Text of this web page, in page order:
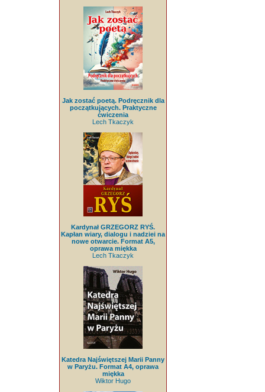
Jak zostać poetą. Podręcznik dla
początkujących. Praktyczne
ćwiczenia
Lech Tkaczyk
Kardynał GRZEGORZ RYŚ.
Kapłan wiary, dialogu i nadziei na
nowe otwarcie. Format A5,
oprawa miękka
Lech Tkaczyk
Katedra Najświętszej Marii Panny
w Paryżu. Format A4, oprawa
miękka
Wiktor Hugo